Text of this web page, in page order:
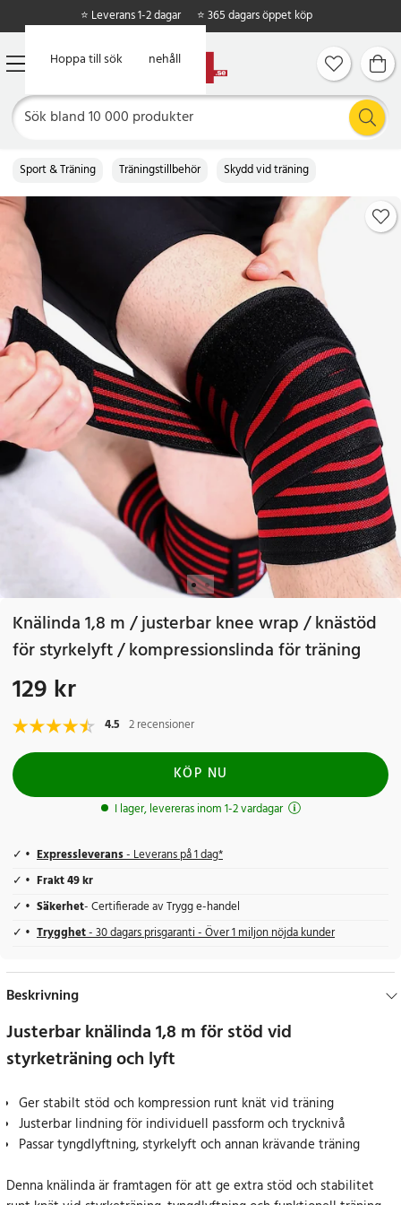
Hoppa till huvudinnehåll
Hoppa till sök
⭐ Leverans 1-2 dagar ⭐ 365 dagars öppet köp
Sport & Träning Träningstillbehör Skydd vid träning
Knälinda 1,8 m / justerbar knee wrap / knästöd
för styrkelyft / kompressionslinda för träning
Pris:129 kr
129 kr
4.5 2 recensioner
KÖP NU
I lager, levereras inom 1-2 vardagar
Expressleverans- Leverans på 1 dag*
Frakt 49 kr
Säkerhet- Certifierade av Trygg e-handel
Trygghet- 30 dagars prisgaranti - Över 1 miljon nöjda kunder
Beskrivning
Justerbar knälinda 1,8 m för stöd vid
styrketräning och lyft
Ger stabilt stöd och kompression runt knät vid träning
Justerbar lindning för individuell passform och trycknivå
Passar tyngdlyftning, styrkelyft och annan krävande träning
Denna knälinda är framtagen för att ge extra stöd och stabilitet